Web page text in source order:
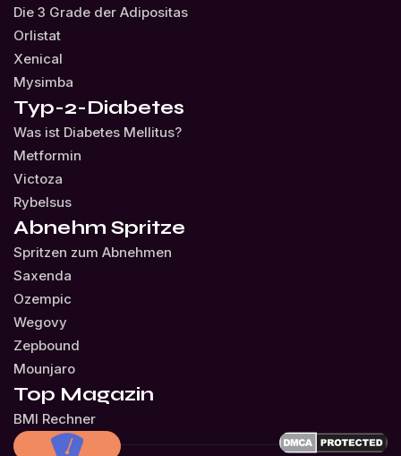
Die 3 Grade der Adipositas
Orlistat
Xenical
Mysimba
Typ-2-Diabetes
Was ist Diabetes Mellitus?
Metformin
Victoza
Rybelsus
Abnehm Spritze
Spritzen zum Abnehmen
Saxenda
Ozempic
Wegovy
Zepbound
Mounjaro
Top Magazin
BMI Rechner